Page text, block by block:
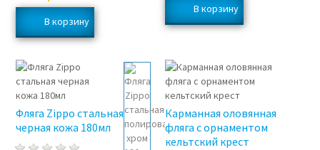
Фляга Zippo стальная
черная кожа 180мл
Карманная оловянная
фляга с орнаментом
кельтский крест